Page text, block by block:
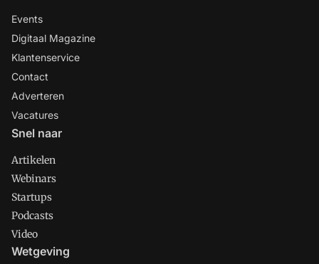
Events
Digitaal Magazine
Klantenservice
Contact
Adverteren
Vacatures
Snel naar
Artikelen
Webinars
Startups
Podcasts
Video
Wetgeving